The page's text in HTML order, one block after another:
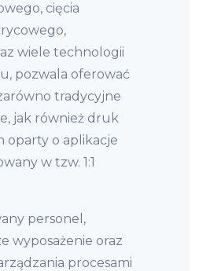
cięcia
wiele technologii
pozwala oferować
tradycyjne
jak również druk
oparty o aplikacje
w tzw. 1:1
personel,
wyposażenie oraz
procesami